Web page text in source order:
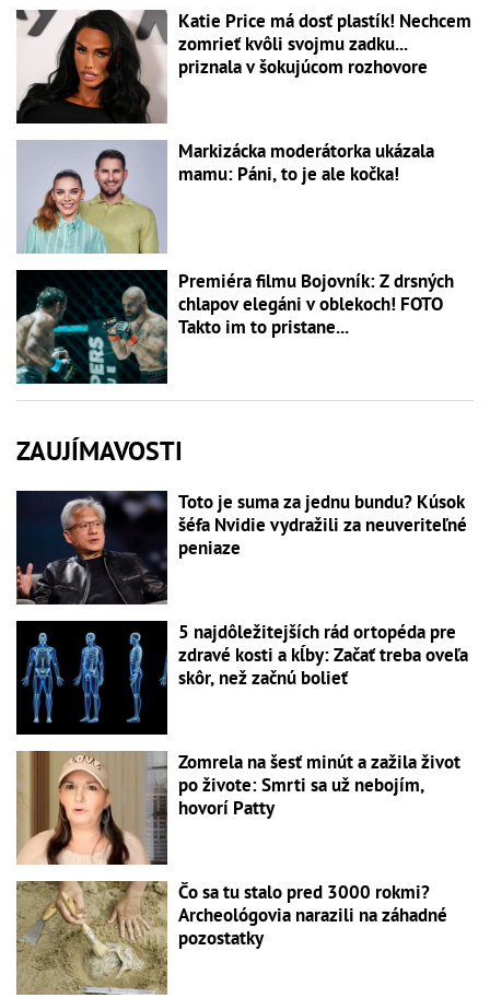
Katie Price má dosť plastík! Nechcem
zomrieť kvôli svojmu zadku...
priznala v šokujúcom rozhovore
Markizácka moderátorka ukázala
mamu: Páni, to je ale kočka!
Premiéra filmu Bojovník: Z drsných
chlapov elegáni v oblekoch! FOTO
Takto im to pristane...
ZAUJÍMAVOSTI
Toto je suma za jednu bundu? Kúsok
šéfa Nvidie vydražili za neuveriteľné
peniaze
5 najdôležitejších rád ortopéda pre
zdravé kosti a kĺby: Začať treba oveľa
skôr, než začnú bolieť
Zomrela na šesť minút a zažila život
po živote: Smrti sa už nebojím,
hovorí Patty
Čo sa tu stalo pred 3000 rokmi?
Archeológovia narazili na záhadné
pozostatky